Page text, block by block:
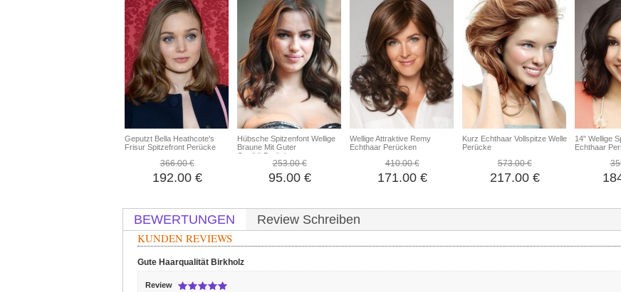
Geputzt Bella Heathcote's
Frisur Spitzefront Perücke
366.00 €
192.00 €
Hübsche Spitzenfont Wellige
Braune Mit Guter
QualitätPerücke
253.00 €
95.00 €
Wellige Attraktive Remy
Echthaar Perücken
410.00 €
171.00 €
Kurz Echthaar Vollspitze Welle
Perücke
573.00 €
217.00 €
14" Wellige
Echthaar
BEWERTUNGEN
Review Schreiben
KUNDEN REVIEWS
Gute Haarqualität Birkholz
Review